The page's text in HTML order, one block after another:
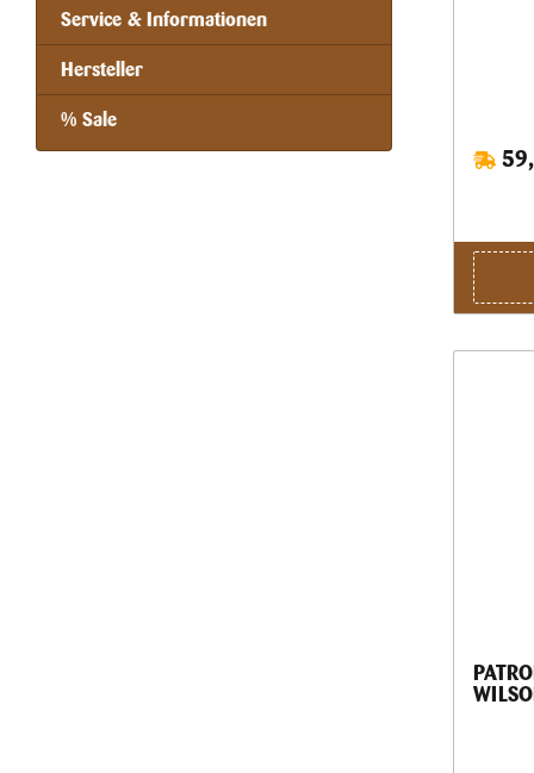
Service & Informationen
Hersteller
% Sale